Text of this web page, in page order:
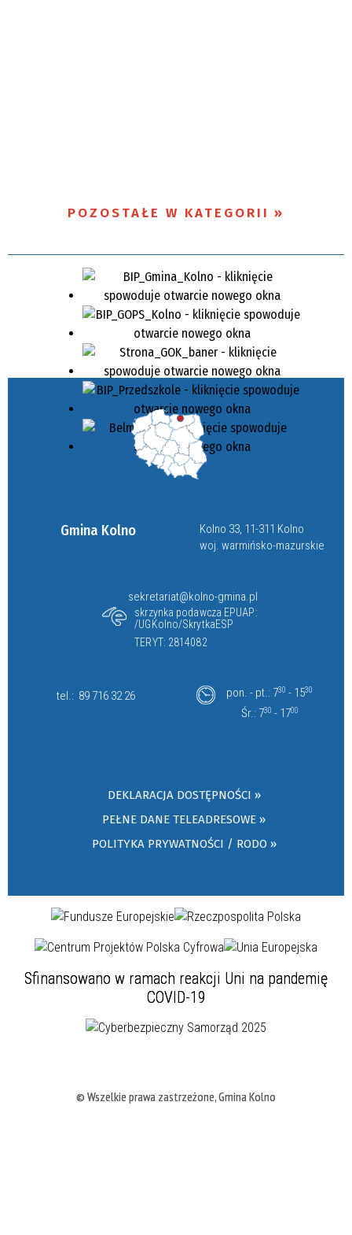
POZOSTAŁE W KATEGORII
Gmina Kolno
Kolno 33, 11-311 Kolno
woj. warmińsko-mazurskie
sekretariat@kolno-gmina.pl
skrzynka podawcza EPUAP:
/UGKolno/SkrytkaESP
TERYT: 2814082
tel.: 89 716 32 26 pon. - pt.: 730 - 1530
Śr.: 730 - 1700
DEKLARACJA DOSTĘPNOŚCI »
PEŁNE DANE TELEADRESOWE »
POLITYKA PRYWATNOŚCI / RODO »
Sfinansowano w ramach reakcji Uni na pandemię
COVID-19
© Wszelkie prawa zastrzeżone, Gmina Kolno